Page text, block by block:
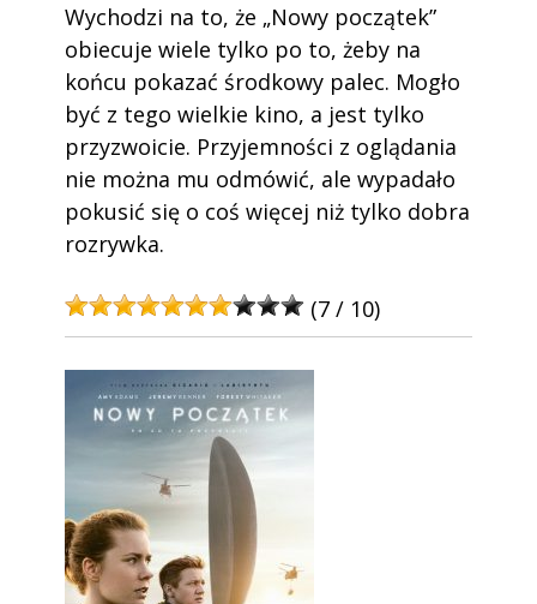
Wychodzi na to, że „Nowy początek”
obiecuje wiele tylko po to, żeby na
końcu pokazać środkowy palec. Mogło
być z tego wielkie kino, a jest tylko
przyzwoicie. Przyjemności z oglądania
nie można mu odmówić, ale wypadało
pokusić się o coś więcej niż tylko dobra
rozrywka.
(7 / 10)